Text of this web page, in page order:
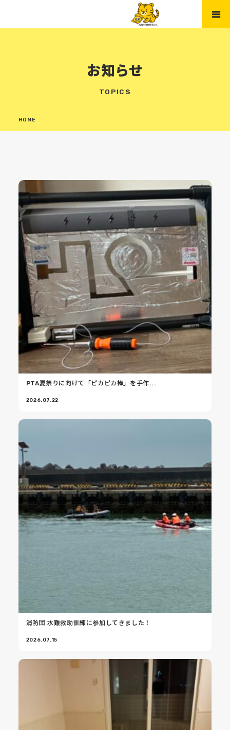
お知らせ
TOPICS
HOME
PTA夏祭りに向けて「ピカピカ棒」を手作...
2026.07.22
消防団 水難救助訓練に参加してきました！
2026.07.15